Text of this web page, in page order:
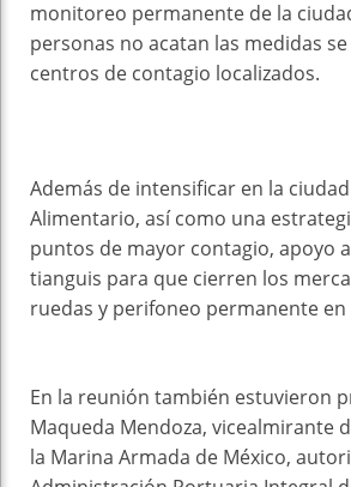
monitoreo permanente de la
personas no acatan las medidas
centros de contagio localizados.
Además de intensificar en la
Alimentario, así como una
puntos de mayor contagio, apoyo
tianguis para que cierren los
ruedas y perifoneo permanente en
En la reunión también estuvieron
Maqueda Mendoza, vicealmirante
la Marina Armada de México,